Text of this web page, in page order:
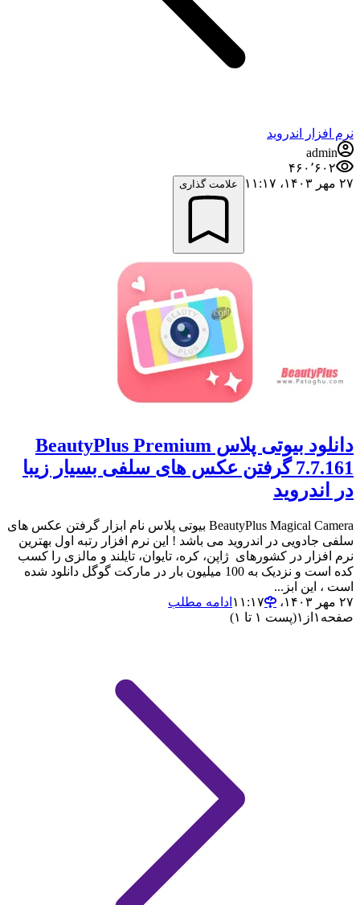
نرم افزار اندروید
admin
۴۶۰٬۶۰۲
۲۷ مهر ۱۴۰۳،‏ ۱۱:۱۷
علامت گذاری
دانلود بیوتی پلاس BeautyPlus Premium
7.7.161 گرفتن عکس های سلفی بسیار زیبا
در اندروید
BeautyPlus Magical Camera بیوتی پلاس نام ابزار گرفتن عکس های
سلفی جادویی در اندروید می باشد ! این نرم افزار رتبه اول بهترین
نرم افزار در کشورهای ژاپن، کره، تایوان، تایلند و مالزی را کسب
کده است و نزدیک به 100 میلیون بار در مارکت گوگل دانلود شده
است ، این ابز...
۲۷ مهر ۱۴۰۳،‏ ۱۱:۱۷
ادامه مطلب
صفحه ۱ از ۱(پست ۱ تا ۱)